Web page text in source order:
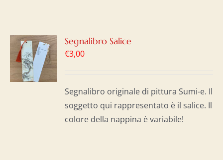
Segnalibro Salice
€3,00
Segnalibro originale di pittura Sumi-e. Il
soggetto qui rappresentato è il salice. Il
colore della nappina è variabile!